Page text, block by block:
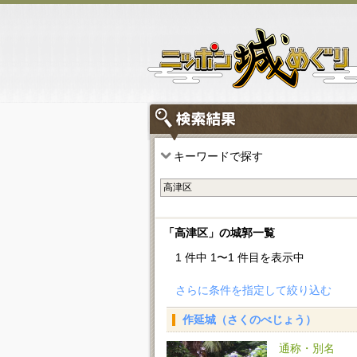
キーワードで探す
「高津区」の城郭一覧
1 件中 1〜1 件目を表示中
さらに条件を指定して絞り込む
作延城（さくのべじょう）
通称・別名